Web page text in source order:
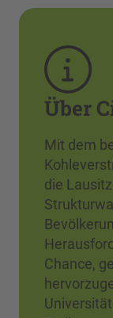
Über
Mit dem
die
Chance,